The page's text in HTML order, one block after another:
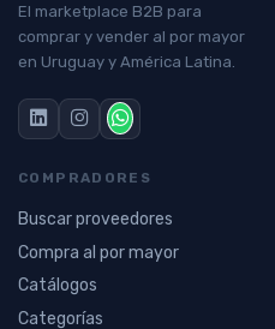
El marketplace B2B para
comprar y vender al por mayor
en Uruguay y América Latina.
COMPRADORES
Buscar proveedores
Compra al por mayor
Catálogos
Categorías